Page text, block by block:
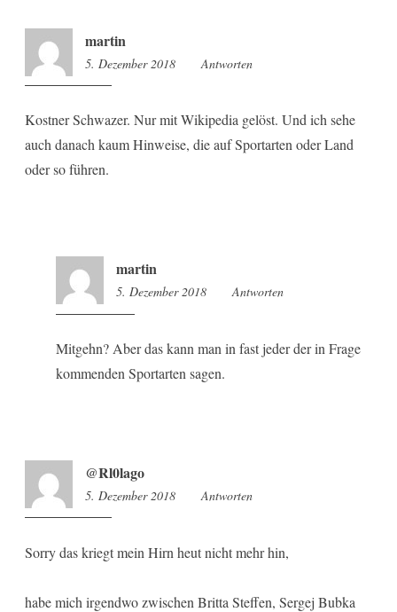
martin
5. Dezember 2018 18:44
Antworten
Kostner Schwazer. Nur mit Wikipedia gelöst. Und ich sehe
auch danach kaum Hinweise, die auf Sportarten oder Land
oder so führen.
martin
5. Dezember 2018 19:09
Antworten
Mitgehn? Aber das kann man in fast jeder der in Frage
kommenden Sportarten sagen.
@Rl0lago
5. Dezember 2018 18:54
Antworten
Sorry das kriegt mein Hirn heut nicht mehr hin,
habe mich irgendwo zwischen Britta Steffen, Sergej Bubka